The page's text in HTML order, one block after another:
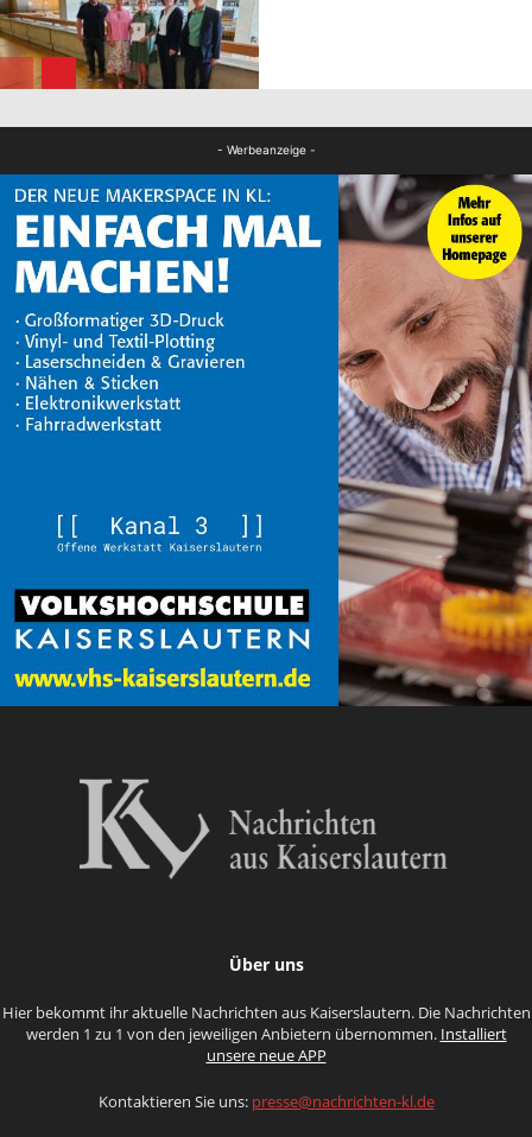
Panorama
- Werbeanzeige -
Über uns
Hier bekommt ihr aktuelle Nachrichten aus Kaiserslautern. Die Nachrichten
werden 1 zu 1 von den jeweiligen Anbietern übernommen. Installiert
unsere neue APP
Kontaktieren Sie uns: presse@nachrichten-kl.de